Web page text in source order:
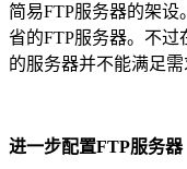
简易FTP服务器的架设
省的FTP服务器。不
的服务器并不能满足需
进一步配置FTP服务器